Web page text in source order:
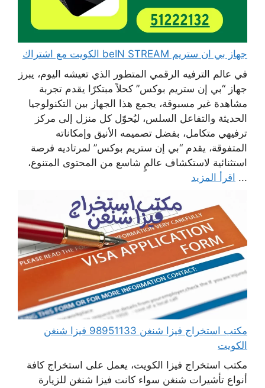
جهاز بي ان ستريم beIN STREAM الكويت مع اشتراك
في عالم الترفيه الرقمي المتطور الذي تعيشه اليوم، يبرز
جهاز “بي إن ستريم بوكس” كحلاً مبتكرًا يقدم تجربة
مشاهدة غير مسبوقة، يجمع هذا الجهاز بين التكنولوجيا
الحديثة والتفاعل السلس، ليُحوّل كل منزل إلى مركز
ترفيهي متكامل، بفضل تصميمه الأنيق وإمكاناته
المتفوقة، يقدم “بي إن ستريم بوكس” لمرتاديه فرصة
استثنائية لاستكشاف عالمٍ شاسع من المحتوى المتنوع،
... اقرأ المزيد
مكتب استخراج فيزا شنغن 98951133 فيزا شنغن
الكويت
مكتب استخراج فيزا الكويت، يعمل على استخراج كافة
أنواع تأشيرات شنغن سواء كانت فيزا شنغن للزيارة